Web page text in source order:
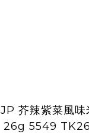
JP 芥辣紫菜風味
26g 5549